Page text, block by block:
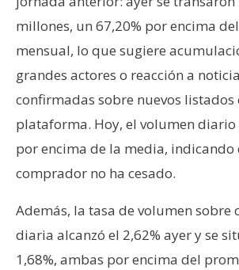
millones, un 67,20% por encima
mensual, lo que sugiere
grandes actores o reacción a
confirmadas sobre nuevos listados
plataforma. Hoy, el volumen diario
por encima de la media, indicando
comprador no ha cesado.
Además, la tasa de volumen sobre
diaria alcanzó el 2,62% ayer y se
1,68%, ambas por encima del